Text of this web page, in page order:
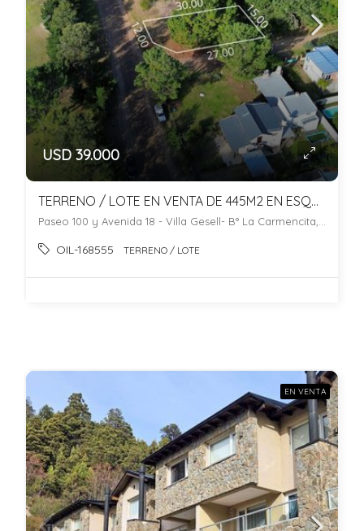
USD 39.000
TERRENO / LOTE EN VENTA DE 445M2 EN ESQUINA!! FRENTE AL GOLF.
OIL-168555 TERRENO / LOTE
EN VENTA